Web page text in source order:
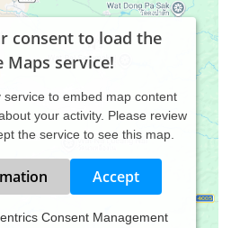
consent to load the
Maps service!
to embed map content
your activity. Please review
the service to see this map.
Accept
Consent Management